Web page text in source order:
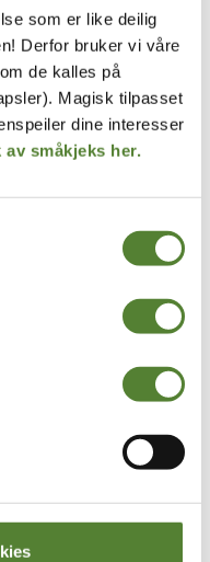
som er like deilig
Derfor bruker vi våre
de kalles på
Magisk tilpasset
dine interesser
småkjeks her.
er en spennende
veldig få jobber
stilling som
som dyrepasser,
ledige sommerjobber
til å få prøve seg.